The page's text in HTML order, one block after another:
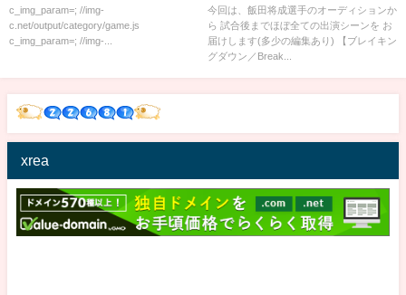
ｗ」 俺(31)「はぁ...」
c_img_param=; //img-
c.net/output/category/game.js
c_img_param=; //img-...
BreakingDown】【切り抜き】
今回は、飯田将成選手のオーディションか
ら 試合後までほぼ全ての出演シーンを お
届けします(多少の編集あり) 【ブレイキン
グダウン／Break...
xrea